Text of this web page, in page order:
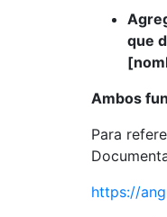
que
Ambos
Para
https://